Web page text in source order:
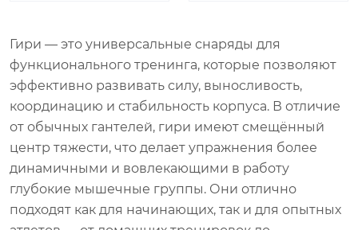
Гири — это универсальные снаряды для
функционального тренинга, которые позволяют
эффективно развивать силу, выносливость,
координацию и стабильность корпуса. В отличие
от обычных гантелей, гири имеют смещённый
центр тяжести, что делает упражнения более
динамичными и вовлекающими в работу
глубокие мышечные группы. Они отлично
подходят как для начинающих, так и для опытных